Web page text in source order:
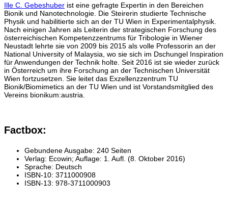
Ille C. Gebeshuber ist eine gefragte Expertin in den Bereichen
Bionik und Nanotechnologie. Die Steirerin studierte Technische
Physik und habilitierte sich an der TU Wien in Experimentalphysik.
Nach einigen Jahren als Leiterin der strategischen Forschung des
österreichischen Kompetenzzentrums für Tribologie in Wiener
Neustadt lehrte sie von 2009 bis 2015 als volle Professorin an der
National University of Malaysia, wo sie sich im Dschungel Inspiration
für Anwendungen der Technik holte. Seit 2016 ist sie wieder zurück
in Österreich um ihre Forschung an der Technischen Universität
Wien fortzusetzen. Sie leitet das Exzellenzzentrum TU
Bionik/Biomimetics an der TU Wien und ist Vorstandsmitglied des
Vereins bionikum:austria.
Factbox:
Gebundene Ausgabe: 240 Seiten
Verlag: Ecowin; Auflage: 1. Aufl. (8. Oktober 2016)
Sprache: Deutsch
ISBN-10: 3711000908
ISBN-13: 978-3711000903